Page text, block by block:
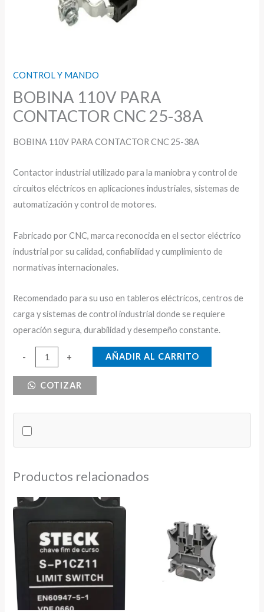
CONTROL Y MANDO
BOBINA 110V PARA
CONTACTOR CNC 25-38A
BOBINA 110V PARA CONTACTOR CNC 25-38A
Contactor industrial utilizado para la maniobra y control de
circuitos eléctricos en aplicaciones industriales, sistemas de
automatización y control de motores.
Fabricado por CNC, marca reconocida en el sector eléctrico
industrial por su calidad, confiabilidad y cumplimiento de
normativas internacionales.
Recomendado para su uso en tableros eléctricos, centros de
carga y sistemas de control industrial donde se requiere
operación segura, durabilidad y desempeño constante.
-
BOBINA
PARA
25-
38A
+ AÑADIR AL CARRITO
COTIZAR
Productos relacionados